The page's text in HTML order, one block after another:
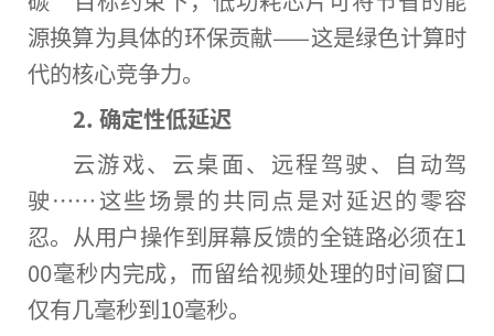
源换算为具体的环保贡献——这是绿色计算时
代的核心竞争力。
2. 确定性低延迟
云游戏、云桌面、远程驾驶、自动驾
驶……这些场景的共同点是对延迟的零容
忍。从用户操作到屏幕反馈的全链路必须在1
00毫秒内完成，而留给视频处理的时间窗口
仅有几毫秒到10毫秒。